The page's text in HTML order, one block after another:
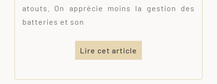
atouts. On apprécie moins la gestion des
batteries et son
Lire cet article